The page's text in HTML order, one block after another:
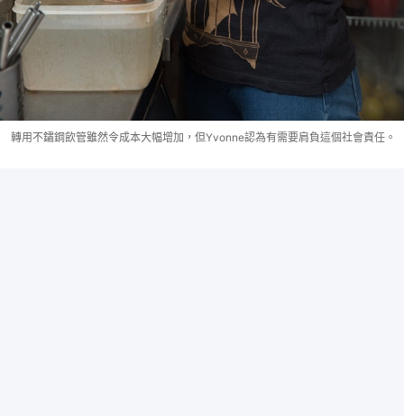
轉用不鏽鋼飲管雖然令成本大幅增加，但Yvonne認為有需要肩負這個社會責任。